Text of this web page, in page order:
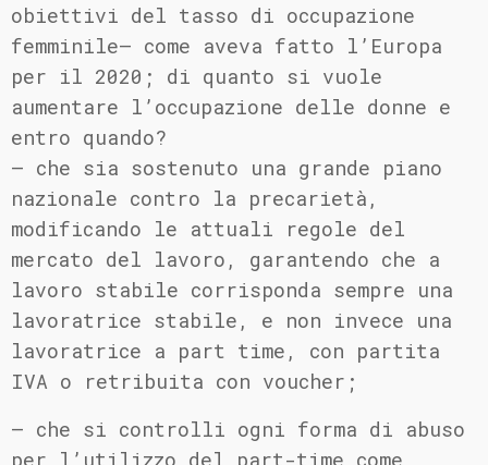
obiettivi del tasso di occupazione
femminile– come aveva fatto l’Europa
per il 2020; di quanto si vuole
aumentare l’occupazione delle donne e
entro quando?
– che sia sostenuto una grande piano
nazionale contro la precarietà,
modificando le attuali regole del
mercato del lavoro, garantendo che a
lavoro stabile corrisponda sempre una
lavoratrice stabile, e non invece una
lavoratrice a part time, con partita
IVA o retribuita con voucher;
– che si controlli ogni forma di abuso
per l’utilizzo del part-time come